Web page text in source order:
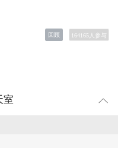
回顾 164165 人参与
室